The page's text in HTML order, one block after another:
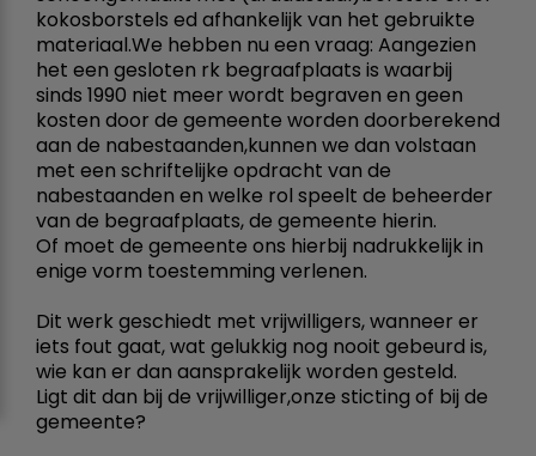
kokosborstels ed afhankelijk van het gebruikte
materiaal.We hebben nu een vraag: Aangezien
het een gesloten rk begraafplaats is waarbij
sinds 1990 niet meer wordt begraven en geen
kosten door de gemeente worden doorberekend
aan de nabestaanden,kunnen we dan volstaan
met een schriftelijke opdracht van de
nabestaanden en welke rol speelt de beheerder
van de begraafplaats, de gemeente hierin.
Of moet de gemeente ons hierbij nadrukkelijk in
enige vorm toestemming verlenen.
Dit werk geschiedt met vrijwilligers, wanneer er
iets fout gaat, wat gelukkig nog nooit gebeurd is,
wie kan er dan aansprakelijk worden gesteld.
Ligt dit dan bij de vrijwilliger,onze sticting of bij de
gemeente?